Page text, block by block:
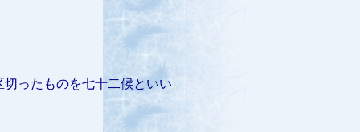
ったものを七十二候といい